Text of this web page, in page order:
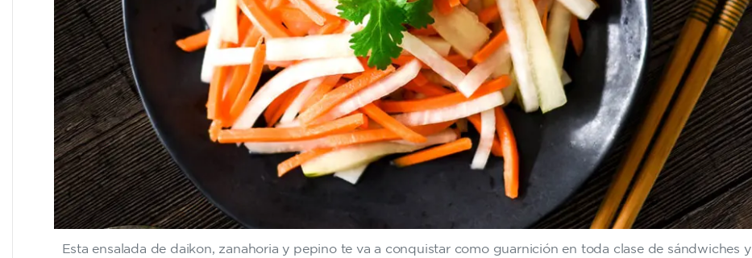
Esta ensalada de daikon, zanahoria y pepino te va a conquistar como guarnición en toda clase de sándwiches y